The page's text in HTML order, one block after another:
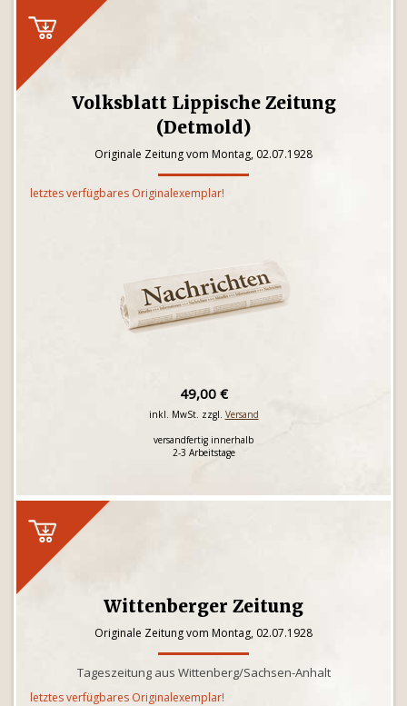
Volksblatt Lippische Zeitung
(Detmold)
Originale Zeitung vom Montag, 02.07.1928
letztes verfügbares Originalexemplar!
49,00 €
inkl. MwSt. zzgl. Versand
versandfertig innerhalb
2-3 Arbeitstage
Wittenberger Zeitung
Originale Zeitung vom Montag, 02.07.1928
Tageszeitung aus Wittenberg/Sachsen-Anhalt
letztes verfügbares Originalexemplar!